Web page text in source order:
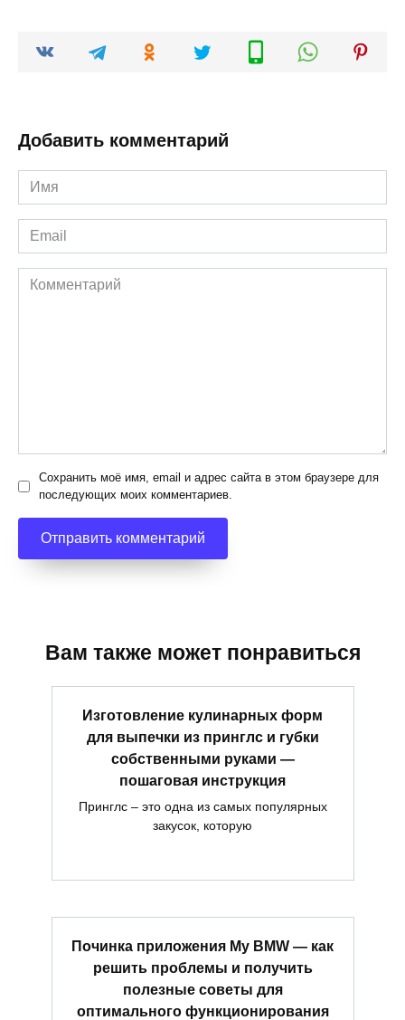
Добавить комментарий
Имя
*
Email
*
Комментарий
Сохранить моё имя, email и адрес сайта в этом браузере для
последующих моих комментариев.
Вам также может понравиться
Изготовление кулинарных форм
для выпечки из принглс и губки
собственными руками —
пошаговая инструкция
Принглс – это одна из самых популярных
закусок, которую
Починка приложения My BMW — как
решить проблемы и получить
полезные советы для
оптимального функционирования